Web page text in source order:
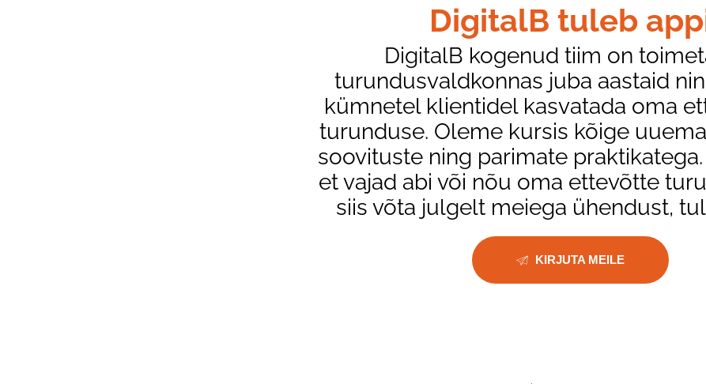
DigitalB tuleb
DigitalB kogenud tiim on
turundusvaldkonnas juba aastaid
kümnetel klientidel kasvatada oma
turunduse. Oleme kursis kõige
soovituste ning parimate
et vajad abi või nõu oma ettevõtte
siis võta julgelt meiega ühendust,
KIRJUTA MEILE